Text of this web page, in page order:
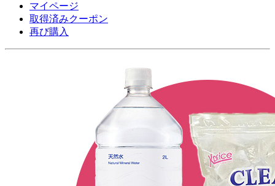
マイページ
取得済みクーポン
再び購入